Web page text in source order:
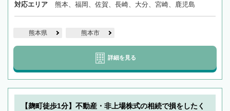
対応エリア 熊本、福岡、佐賀、長崎、大分、宮崎、鹿児島
熊本県 熊本市
詳細を見る
【麹町徒歩1分】不動産・非上場株式の相続で損をしたく